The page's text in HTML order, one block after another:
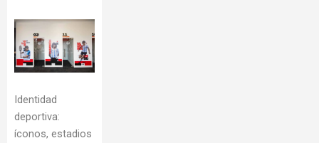
Identidad
deportiva:
íconos, estadios